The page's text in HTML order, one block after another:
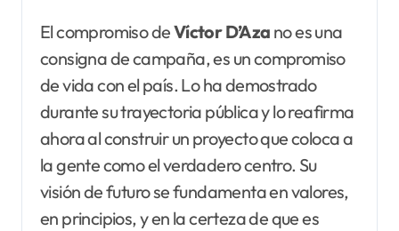
El compromiso deVíctor D’Aza no es una
consigna de campaña, es un compromiso
de vida con el país. Lo ha demostrado
durante su trayectoria pública y lo reafirma
ahora al construir un proyecto que coloca a
la gente como el verdadero centro. Su
visión de futuro se fundamenta en valores,
en principios, y en la certeza de que es